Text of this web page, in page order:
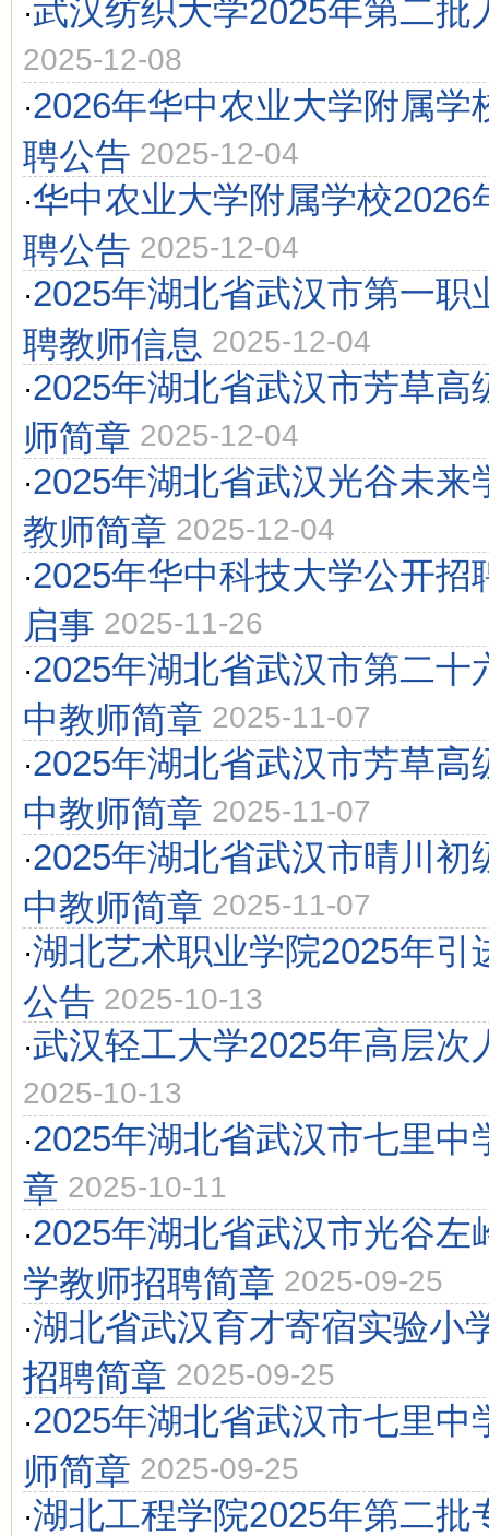
·武汉纺织大学2025年第二批
2025-12-08
·2026年华中农业大学附属学
聘公告 2025-12-04
·华中农业大学附属学校2026
聘公告 2025-12-04
·2025年湖北省武汉市第一职
聘教师信息 2025-12-04
·2025年湖北省武汉市芳草高
师简章 2025-12-04
·2025年湖北省武汉光谷未来
教师简章 2025-12-04
·2025年华中科技大学公开招
启事 2025-11-26
·2025年湖北省武汉市第二十
中教师简章 2025-11-07
·2025年湖北省武汉市芳草高
中教师简章 2025-11-07
·2025年湖北省武汉市晴川初
中教师简章 2025-11-07
·湖北艺术职业学院2025年引
公告 2025-10-13
·武汉轻工大学2025年高层次
2025-10-13
·2025年湖北省武汉市七里中
章 2025-10-11
·2025年湖北省武汉市光谷左
学教师招聘简章 2025-09-25
·湖北省武汉育才寄宿实验小
招聘简章 2025-09-25
·2025年湖北省武汉市七里中
师简章 2025-09-25
·湖北工程学院2025年第二批